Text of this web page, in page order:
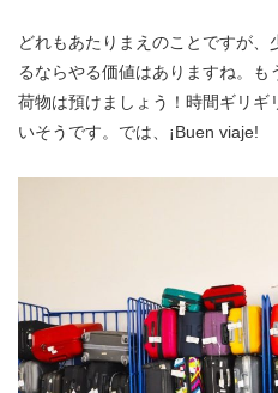
どれもあたりまえのことですが、
るならやる価値はありますね。
荷物は預けましょう！時間ギリギ
いそうです。では、¡Buen viaje!